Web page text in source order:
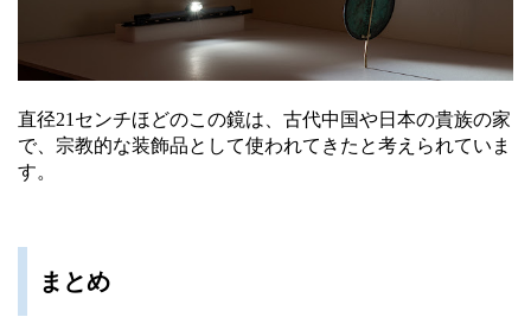
直径21センチほどのこの鏡は、古代中国や日本の貴族の家
で、宗教的な装飾品として使われてきたと考えられていま
す。
まとめ